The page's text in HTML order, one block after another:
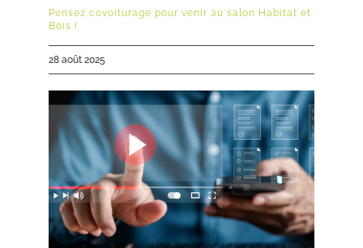
Pensez covoiturage pour venir au salon Habitat et
Bois !
28 août 2025